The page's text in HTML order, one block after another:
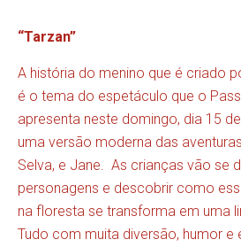
“Tarzan”
A história do menino que é criado
é o tema do espetáculo que o
apresenta neste domingo, dia 15
uma versão moderna das
Selva, e Jane. As crianças vão se
personagens e descobrir como
na floresta se transforma em uma
Tudo com muita diversão, humor e